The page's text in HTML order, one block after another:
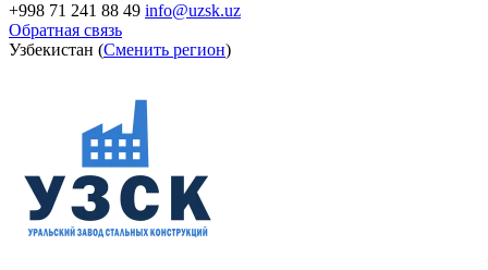
+998 71 241 88 49 info@uzsk.uz
Обратная связь
Узбекистан (Сменить регион)